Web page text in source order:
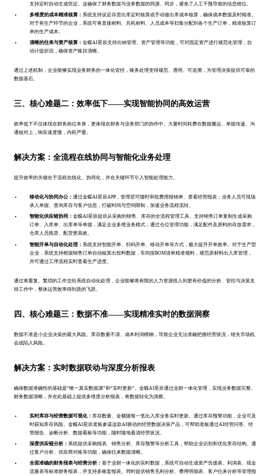
支持定时自动生成凭证。这确保了财务数据与业务数据的同源、同步，避免了人工干预导致的信息错位。
多维度的成本精准核算： 系统支持设定存货出库定时核算或手动做出库成本核算，确保成本数据及时精准。
对于有生产环节的企业，系统可将直接材料、共耗材料、人员成本等归集分配到各个生产订单，精准核算订
单的生产成本。
清晰的往来与资产核算： 金蝶AI星辰支持出纳管理、资产管理等功能，可对固定资产进行规范化管理，自
动计提折旧，确保资产账目清晰。
通过上述机制，企业能够实现业务财务的一体化管控，账务处理变得规范、透明、可追溯，为管理决策提供可靠的
数据基石。
三、核心难题二：效率低下——实现智能协同的高效运营
效率低下不仅体现在财务岗位本身，更体现在财务与业务部门的协作中。大量时间耗费在数据搬运、单据传递、沟
通核对上，响应速度慢，内耗严重。
解决方案：全流程在线协同与智能化业务处理
提升效率的关键在于流程在线化、协同化，并在关键环节引入智能处理能力。
移动化与协同办公： 通过金蝶AI星辰APP，管理层可随时审批费用报销单、查看经营报表；业务人员可现场
录入单据、查询库存与客户信息，打破时间与空间限制，加速业务流程流转。
智能化供应链协同： 金蝶AI星辰提供从采购到销售、库存的全流程管理工具。支持销售订单复制生成采购
订单、入库单、出库单等单据，满足企业多维业务模式；通过仓位管理功能，满足配件及原料的存放需求，
仓库人员拣货、配货更高效。
智能开单与自动化处理： 系统支持智能开单、扫码开单、移动开单等方式，极大提升开单效率。对于生产型
企业，系统支持根据销售订单自动核算出投料数据，车间按BOM清单精准领料，规范原材料出入库管理，
并可通过工序流程实时查看生产进度。
通过将重复、繁琐的工作交给系统自动化处理，企业能够将有限的人力资源投入到更有价值的分析、管控与决策支
持工作中，整体运营效率得到质的飞跃。
四、核心难题三：数据不准——实现精准实时的数据洞察
数据不准是小企业决策的最大风险。库存数量不清、成本利润模糊，导致企业无法准确把握经营状况，错失市场机
会或陷入风险。
解决方案：实时数据联动与深度分析报表
确保数据准确性的基础是“唯一真实数据源”和“实时更新”。金蝶AI星辰通过业财一体化管理，实现业务数据完整、
财务数据清晰，并在此基础上提供多维度分析报表，将数据转化为洞察。
实时库存与经营数据可视化： 库存数量、金额随每一笔出入库业务实时更新。通过库存预警功能，企业可及
时获知库存风险。金蝶AI星辰老板参谋这款AI驱动的经营数据决策产品，可帮助老板通过AI经营问答、经
营报告、诊断分析、数据看板等功能，随时随地看清经营状况。
深度供应链分析： 系统提供采购报表、销售分析、库存预警等分析工具，帮助企业识别和优化库存结构。通
过客户分析、供应商对账等功能，确保往来数据清晰。
全面准确的财务报表与经营分析： 基于业财一体化的实时数据，系统可自动生成资产负债表、利润表、现金
流量表等标准财务报表，并支持多账套报表。同时提供销售毛利分析、费用明细表、客户往来分析等管理报